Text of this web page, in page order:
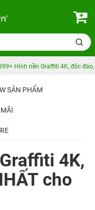
Hình nền Graffiti 4K, độc
SẢN PHẨM
4K,
cho